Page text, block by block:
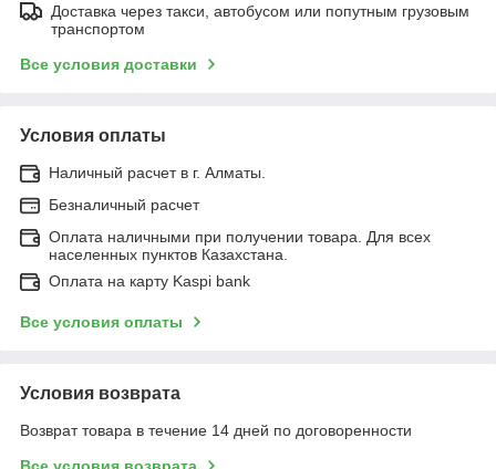
Доставка через такси, автобусом или попутным грузовым
транспортом
Все условия доставки
Условия оплаты
Наличный расчет в г. Алматы.
Безналичный расчет
Оплата наличными при получении товара. Для всех
населенных пунктов Казахстана.
Оплата на карту Kaspi bank
Все условия оплаты
Условия возврата
Возврат товара в течение 14 дней по договоренности
Все условия возврата